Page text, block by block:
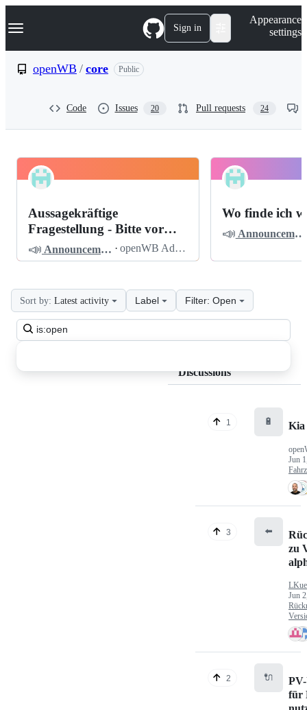
k
p
Navigation Menu Sign in
Appearance
settings
openWB / core Public
Code Issues 20 Pull requests 24
openWB
Discussions
Pinned
Aussagekräftige
Fragestellung - Bitte vor
dem Posten lesen
📣 Announcements · openWB Admin
Wo finde ich
📣 Announcements
Search
all
Sort by: Latest activity Label Filter: Open
Discussions
1 🔋 Kia
Jun
3 ⬅️
zu
Jun
2 🔌
für